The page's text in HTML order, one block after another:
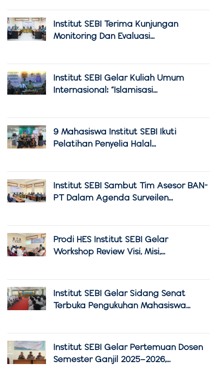
Institut SEBI Terima Kunjungan
Monitoring Dan Evaluasi...
Institut SEBI Gelar Kuliah Umum
Internasional: “Islamisasi...
9 Mahasiswa Institut SEBI Ikuti
Pelatihan Penyelia Halal...
Institut SEBI Sambut Tim Asesor BAN-
PT Dalam Agenda Surveilen...
Prodi HES Institut SEBI Gelar
Workshop Review Visi, Misi,...
Institut SEBI Gelar Sidang Senat
Terbuka Pengukuhan Mahasiswa...
Institut SEBI Gelar Pertemuan Dosen
Semester Ganjil 2025–2026,...